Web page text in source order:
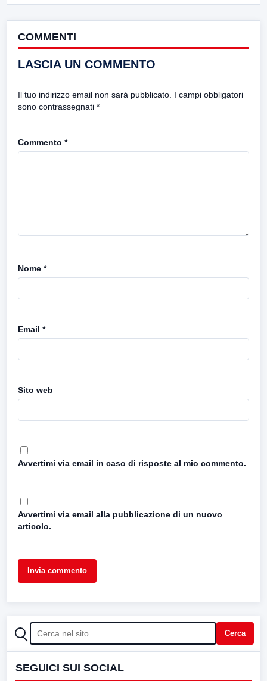
COMMENTI
LASCIA UN COMMENTO
Il tuo indirizzo email non sarà pubblicato. I campi obbligatori
sono contrassegnati *
Commento *
Nome *
Email *
Sito web
Avvertimi via email in caso di risposte al mio commento.
Avvertimi via email alla pubblicazione di un nuovo
articolo.
CERCA Cerca
SEGUICI SUI SOCIAL